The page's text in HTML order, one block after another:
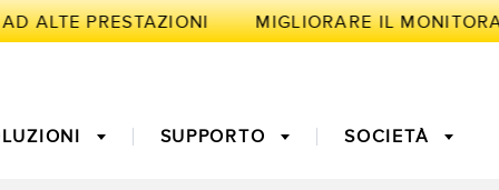
ALTE PRESTAZIONI
SUPPORTO SOCIETÀ